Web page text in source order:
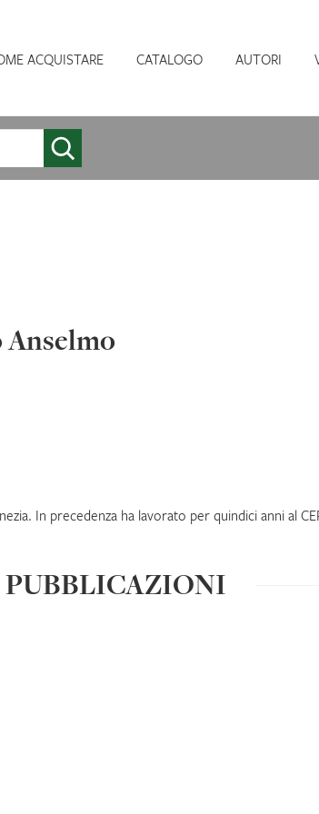
ACQUISTARE CATALOGO AUTORI
Anselmo
In precedenza ha lavorato per quindici anni al
PUBBLICAZIONI